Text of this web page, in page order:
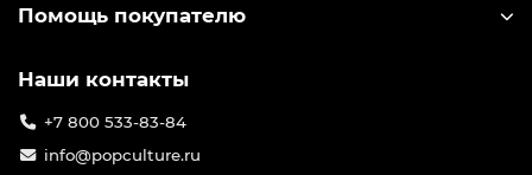
Помощь покупателю
Наши контакты
+7 800 533-83-84
info@popculture.ru